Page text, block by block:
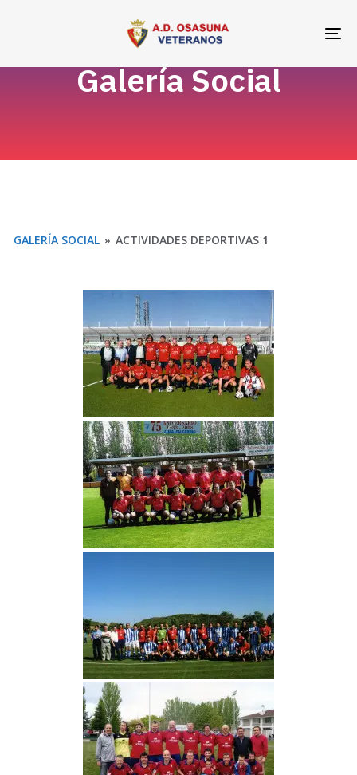
Galería Social
GALERÍA SOCIAL » ACTIVIDADES DEPORTIVAS 1